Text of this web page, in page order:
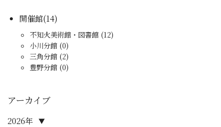
開催館(14)
不知火美術館・図書館 (12)
小川分館 (0)
三角分館 (2)
豊野分館 (0)
アーカイブ
2026年 ▼